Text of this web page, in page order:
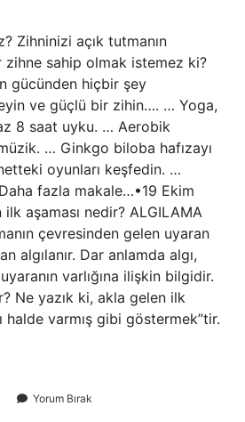
Zihninizi açık tutmanın
zihne sahip olmak istemez ki?
gücünden hiçbir şey
ve güçlü bir zihin…. … Yoga,
8 saat uyku. … Aerobik
… Ginkgo biloba hafızayı
oyunları keşfedin. …
fazla makale…•19 Ekim
aşaması nedir? ALGILAMA
çevresinden gelen uyaran
algılanır. Dar anlamda algı,
varlığına ilişkin bilgidir.
Ne yazık ki, akla gelen ilk
halde varmış gibi göstermek”tir.
Yorum Bırak